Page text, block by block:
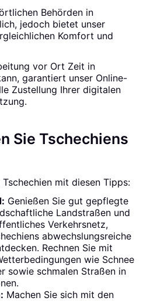
Behörden in
jedoch bietet unser
Komfort und
vor Ort Zeit in
garantiert unser Online-
Zustellung Ihrer digitalen
Sie Tschechiens
Tschechien mit diesen Tipps:
Genießen Sie gut gepflegte
Landstraßen und
Verkehrsnetz,
abwechslungsreiche
Rechnen Sie mit
wie Schnee
sowie schmalen Straßen in
Machen Sie sich mit den